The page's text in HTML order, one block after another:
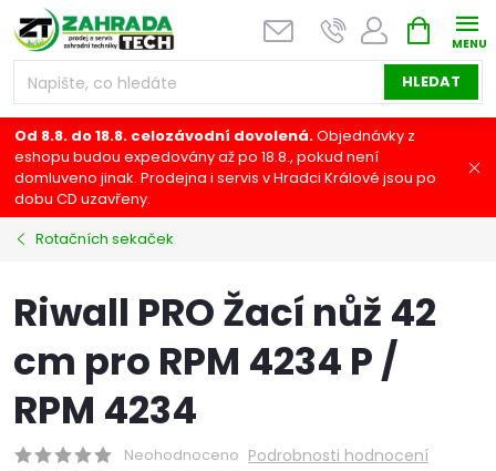
Přejít
na
obsah
HLEDAT
NÁKUPNÍ
KOŠÍK
Od 8.8. do 18.8. celozávodní dovolená.Objednávky z
eshopu budou expedovány až po 18.8., pokud není
domluveno jinak. Prodejna i servis v Hradci Králové jsou po
dobu CD uzavřeny.
Rotačních sekaček
Riwall PRO Žací nůž 42
cm pro RPM 4234 P /
RPM 4234
Neohodnoceno Podrobnosti hodnocení